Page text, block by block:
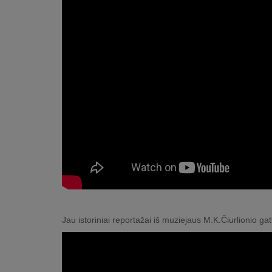
Jau istoriniai reportažai iš muziejaus M.K.Čiurlionio